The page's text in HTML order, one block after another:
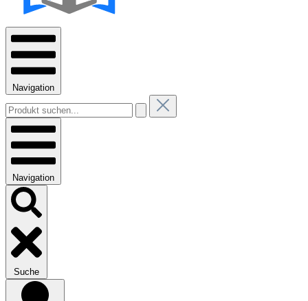
Navigation
Navigation
Suche